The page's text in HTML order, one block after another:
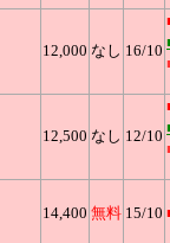
12,000 なし 16/10
12,500 なし 12/10
14,400 無料 15/10